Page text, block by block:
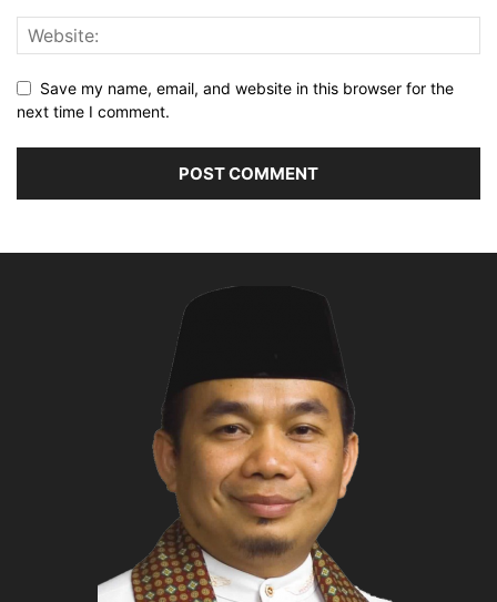
Save my name, email, and website in this browser for the
next time I comment.